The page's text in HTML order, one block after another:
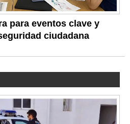
para eventos clave y
ciudadana